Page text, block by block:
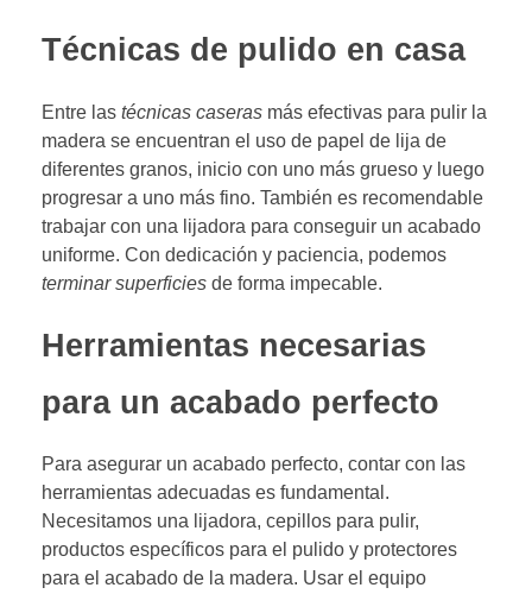
Técnicas de pulido en casa
Entre las técnicas caseras más efectivas para pulir la
madera se encuentran el uso de papel de lija de
diferentes granos, inicio con uno más grueso y luego
progresar a uno más fino. También es recomendable
trabajar con una lijadora para conseguir un acabado
uniforme. Con dedicación y paciencia, podemos
terminar superficies de forma impecable.
Herramientas necesarias
para un acabado perfecto
Para asegurar un acabado perfecto, contar con las
herramientas adecuadas es fundamental.
Necesitamos una lijadora, cepillos para pulir,
productos específicos para el pulido y protectores
para el acabado de la madera. Usar el equipo